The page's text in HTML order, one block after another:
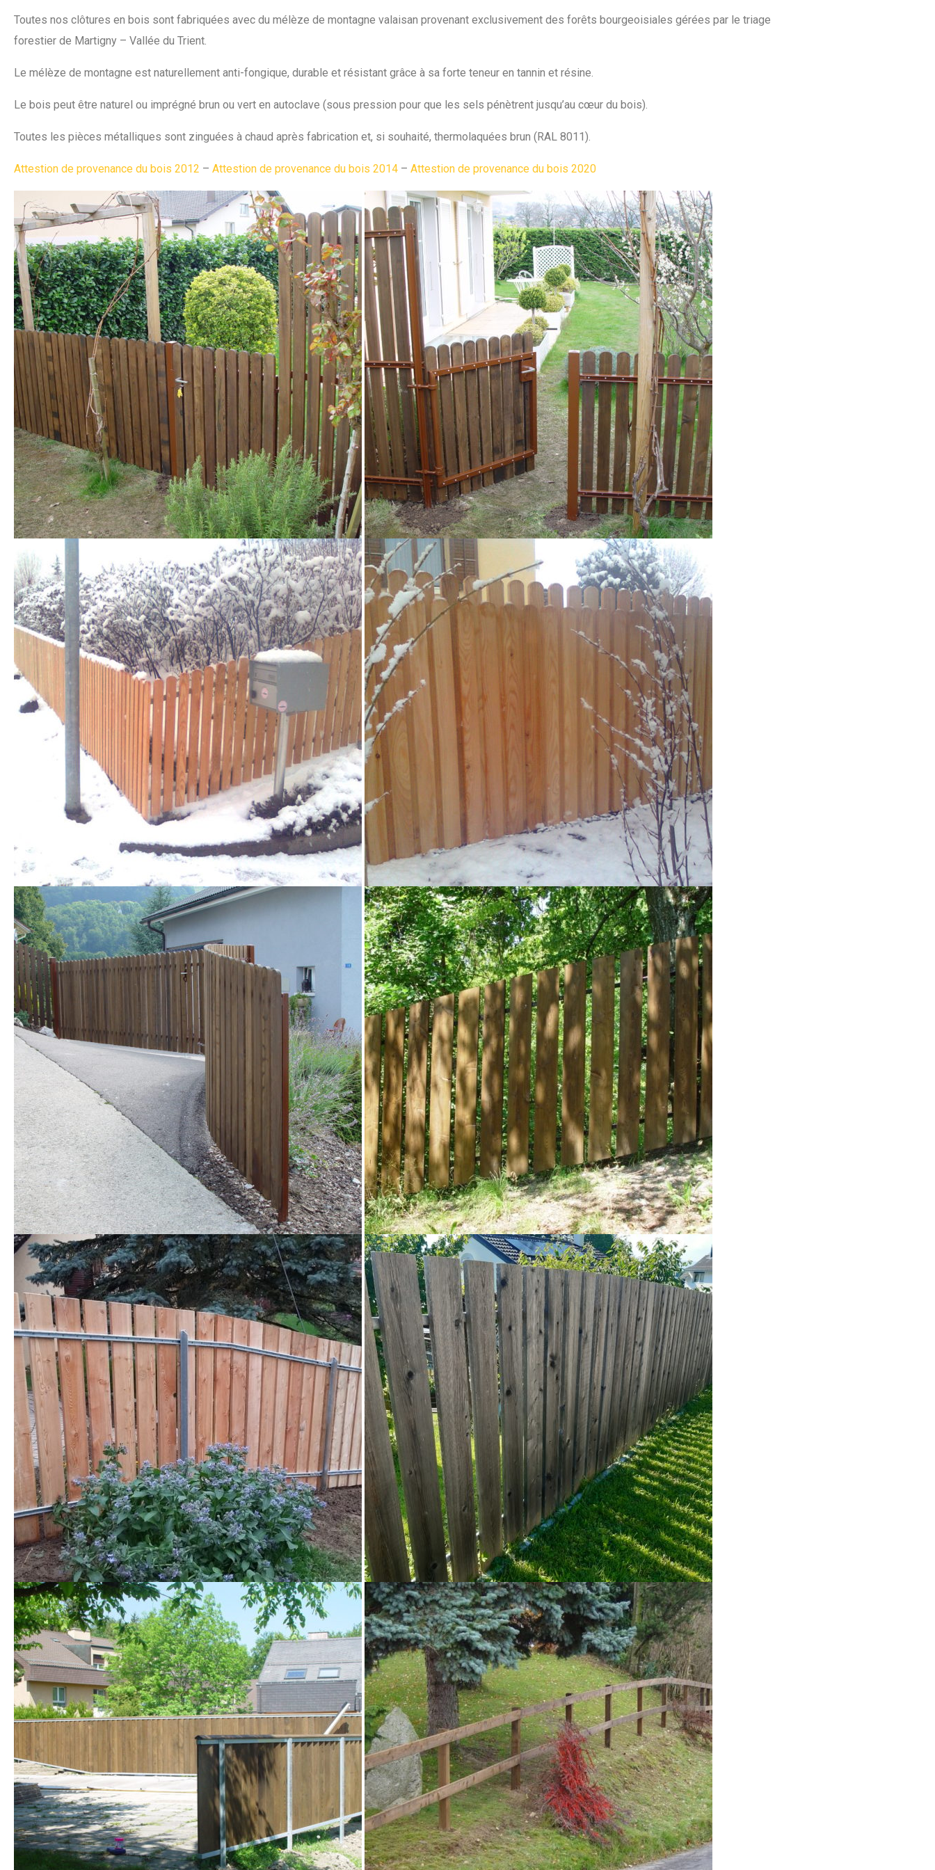
Toutes nos clôtures en bois sont fabriquées avec du mélèze de montagne valaisan provenant exclusivement des forêts bourgeoisiales gérées par le triage
forestier de Martigny – Vallée du Trient.
Le mélèze de montagne est naturellement anti-fongique, durable et résistant grâce à sa forte teneur en tannin et résine.
Le bois peut être naturel ou imprégné brun ou vert en autoclave (sous pression pour que les sels pénètrent jusqu’au cœur du bois).
Toutes les pièces métalliques sont zinguées à chaud après fabrication et, si souhaité, thermolaquées brun (RAL 8011).
Attestion de provenance du bois 2012 – Attestion de provenance du bois 2014 – Attestion de provenance du bois 2020